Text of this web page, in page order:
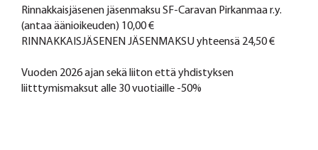
Rinnakkaisjäsenen jäsenmaksu SF-Caravan Pirkanmaa r.y.
(antaa äänioikeuden) 10,00 €
RINNAKKAISJÄSENEN JÄSENMAKSU yhteensä 24,50 €
Vuoden 2026 ajan sekä liiton että yhdistyksen
liitttymismaksut alle 30 vuotiaille -50%